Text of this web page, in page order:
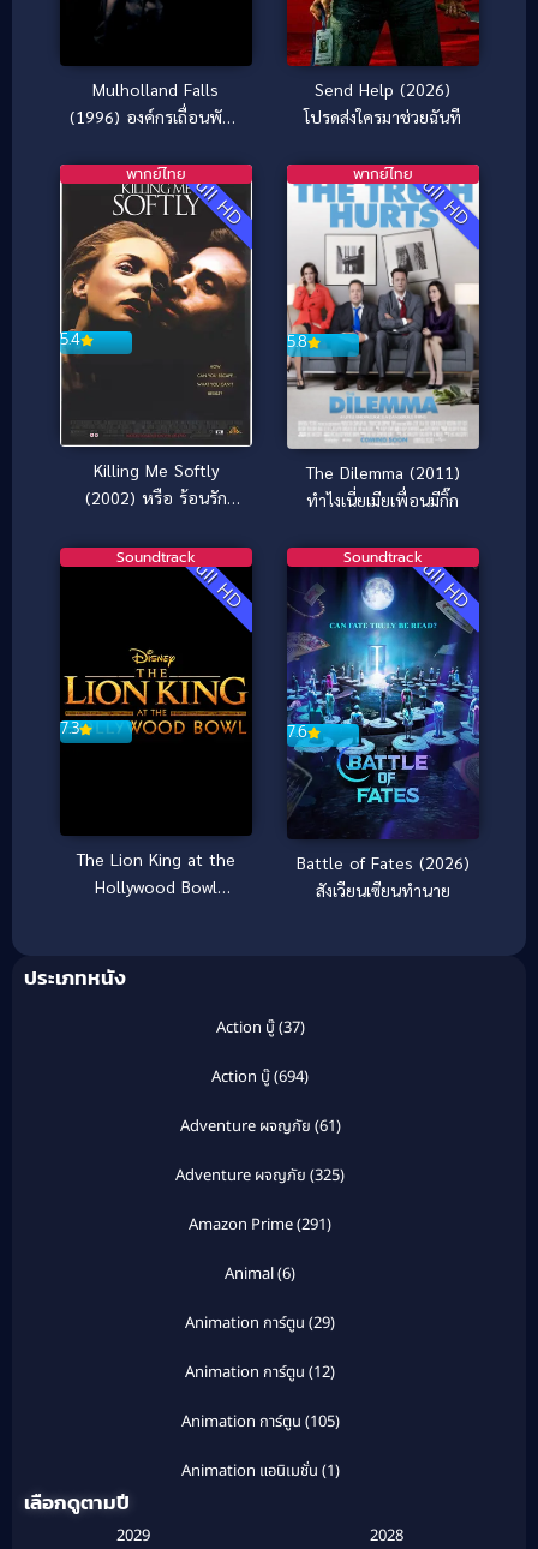
Mulholland Falls
(1996) องค์กรเถื่อนพันธุ์
Send Help (2026)
โปรดส่งใครมาช่วยฉันที
Full HD
5.4
พากย์ไทย
Killing Me Softly
(2002) หรือ ร้อนรัก
Full HD
5.8
พากย์ไทย
The Dilemma (2011)
ทำไงเนี่ยเมียเพื่อนมีกิ๊ก
Full HD
7.3
Soundtrack
The Lion King at the
Hollywood Bowl
Full HD
7.6
Soundtrack
Battle of Fates (2026)
สังเวียนเซียนทำนาย
ประเภทหนัง
Action บู๊(37)
Action บู๊(694)
Adventure ผจญภัย (61)
Adventure ผจญภัย (325)
Amazon Prime(291)
Animal(6)
Animation การ์ตูน (29)
Animation การ์ตูน (12)
Animation การ์ตูน (105)
Animation แอนิเมชั่น (1)
เลือกดูตามปี
2029
2028